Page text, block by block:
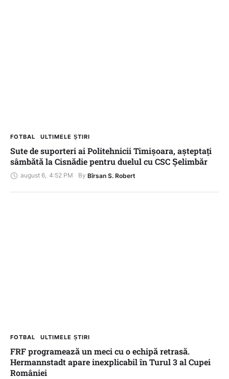
FOTBAL ULTIMELE ȘTIRI
Sute de suporteri ai Politehnicii Timișoara, așteptați
sâmbătă la Cisnădie pentru duelul cu CSC Șelimbăr
august 6, 4:52 PM By Bîrsan S. Robert
FOTBAL ULTIMELE ȘTIRI
FRF programează un meci cu o echipă retrasă.
Hermannstadt apare inexplicabil în Turul 3 al Cupei
României